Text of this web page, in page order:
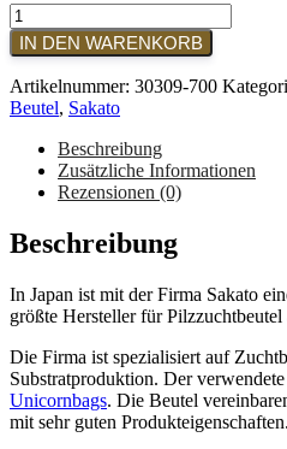
Sakato
-
Typ:
T-
35T
|
Größe:
(700
|
SCHWARZ
IN DEN WARENKORB
Artikelnummer: 30309-700
Beutel, Sakato
Beschreibung
Zusätzliche Informationen
Rezensionen (0)
Beschreibung
In Japan ist mit der Firma Sakato
größte Hersteller für Pilzzuchtbeutel
Die Firma ist spezialisiert auf
Substratproduktion. Der
Unicornbags. Die Beutel
mit sehr guten Produkteigenschaften.